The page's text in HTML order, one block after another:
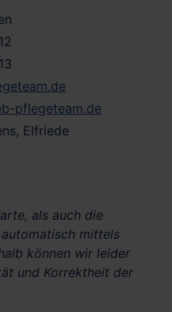
pflegeteam.de
Elfriede
als auch die
mittels
können wir leider
und Korrektheit der